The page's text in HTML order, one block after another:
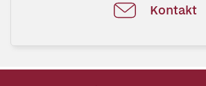
Kontakt